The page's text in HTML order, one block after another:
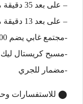
– على بعد 35 دقيقة من وسط مدينة دبي
– على بعد 13 دقيقة من المدينة الجامعية*
-مجتمع غابي يضم 50,000 شجرة
-مسبح كريستال
-مضمار للجري
⬤ للاستفسارات